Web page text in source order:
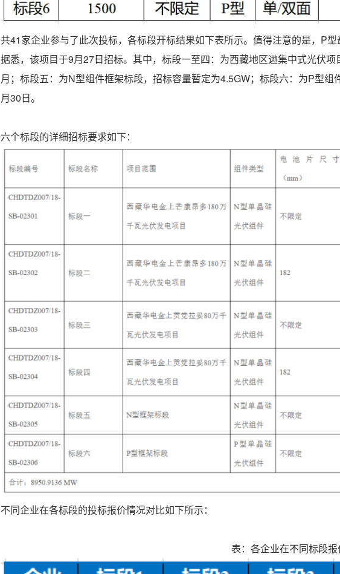
共41家企业参与了此次投标，各标段开标结果如下表所示。值得注意的是，P
据悉，该项目于9月27日招标。其中，标段一至四：为西藏地区逇集中式光伏
月；标段五：为N型组件框架标段，招标容量暂定为4.5GW；标段六：为P型
月30日。
六个标段的详细招标要求如下：
不同企业在各标段的投标报价情况对比如下所示：
表：各企业在不同标段